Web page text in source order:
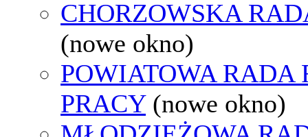
CHORZOWSKA
(nowe okno)
POWIATOWA RADA
PRACY (nowe okno)